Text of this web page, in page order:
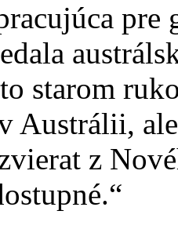
pre
starom
Austrálii,
z